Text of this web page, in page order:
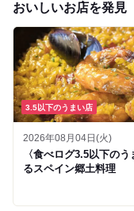
おいしいお店を発見
3.5以下のうまい店
2026年08月04日(火)
〈食べログ3.5以下の
るスペイン郷土料理